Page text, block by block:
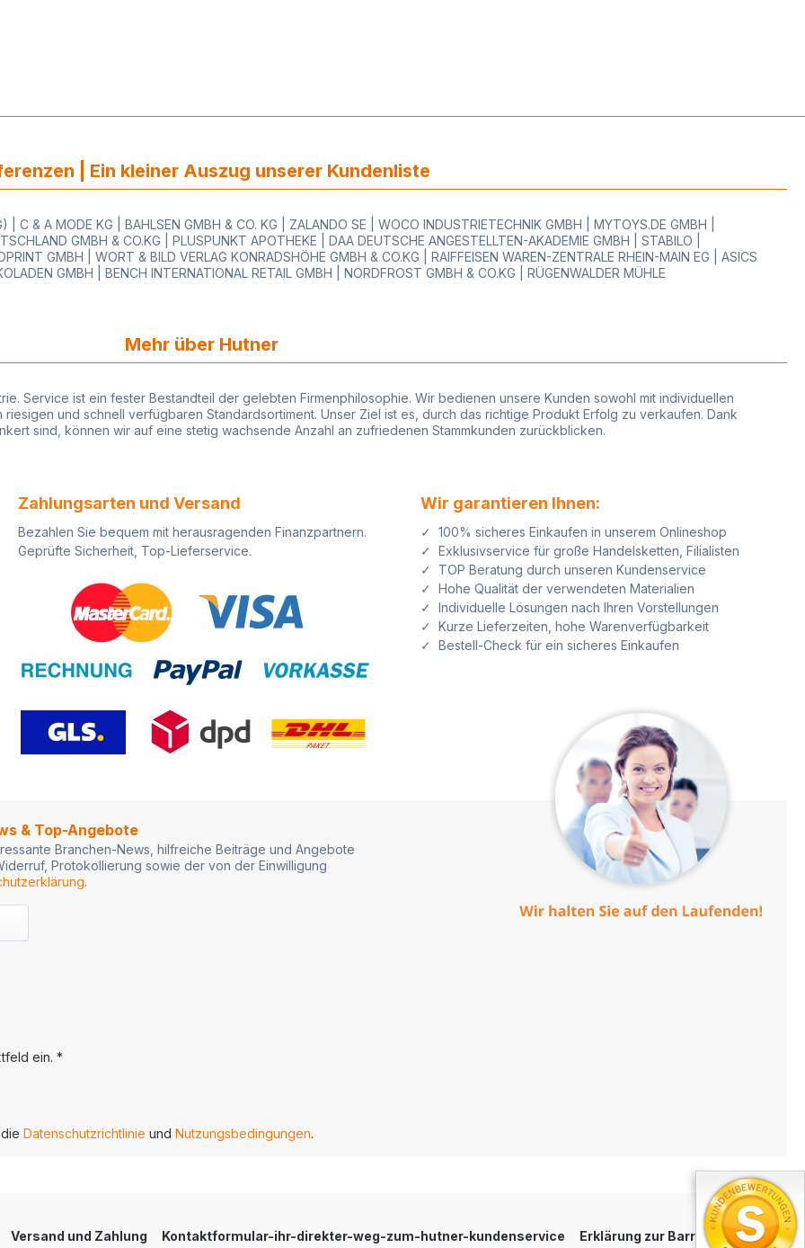
| Ein kleiner Auszug unserer Kundenliste
| C & A MODE KG | BAHLSEN GMBH & CO. KG | ZALANDO SE | WOCO INDUSTRIETECHNIK GMBH | MYTOYS.DE GMBH |
GMBH & CO.KG | PLUSPUNKT APOTHEKE | DAA DEUTSCHE ANGESTELLTEN-AKADEMIE GMBH | STABILO |
GMBH | WORT & BILD VERLAG KONRADSHÖHE GMBH & CO.KG | RAIFFEISEN WAREN-ZENTRALE RHEIN-MAIN EG | ASICS
GMBH | BENCH INTERNATIONAL RETAIL GMBH | NORDFROST GMBH & CO.KG | RÜGENWALDER MÜHLE
Mehr über Hutner
Service ist ein fester Bestandteil der gelebten Firmenphilosophie. Wir bedienen unsere Kunden sowohl mit individuellen
und schnell verfügbaren Standardsortiment. Unser Ziel ist es, durch das richtige Produkt Erfolg zu verkaufen. Dank
sind, können wir auf eine stetig wachsende Anzahl an zufriedenen Stammkunden zurückblicken.
Zahlungsarten und Versand
Bezahlen Sie bequem mit herausragenden Finanzpartnern.
Geprüfte Sicherheit, Top-Lieferservice.
Wir garantieren Ihnen:
✓ 100% sicheres Einkaufen in unserem Onlineshop
✓ Exklusivservice für große Handelsketten, Filialisten
✓ TOP Beratung durch unseren Kundenservice
✓ Hohe Qualität der verwendeten Materialien
✓ Individuelle Lösungen nach Ihren Vorstellungen
✓ Kurze Lieferzeiten, hohe Warenverfügbarkeit
✓ Bestell-Check für ein sicheres Einkaufen
& Top-Angebote
Branchen-News, hilfreiche Beiträge und Angebote
Protokollierung sowie der von der Einwilligung
.
ein. *
Datenschutzrichtlinie und Nutzungsbedingungen.
Versand und Zahlung Kontaktformular-ihr-direkter-weg-zum-hutner-kundenservice Erklärung zur Barrierefreiheit